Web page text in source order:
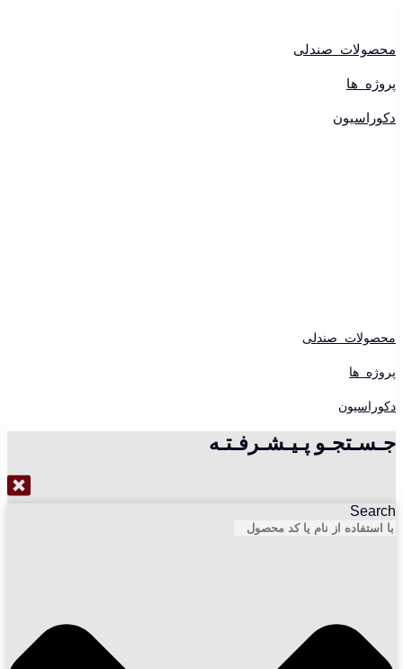
محتوا
محصولات صندلی
پروژه ها
دکوراسیون
محصولات صندلی
پروژه ها
دکوراسیون
جـسـتجـو پـیـشـرفـتـه
Search